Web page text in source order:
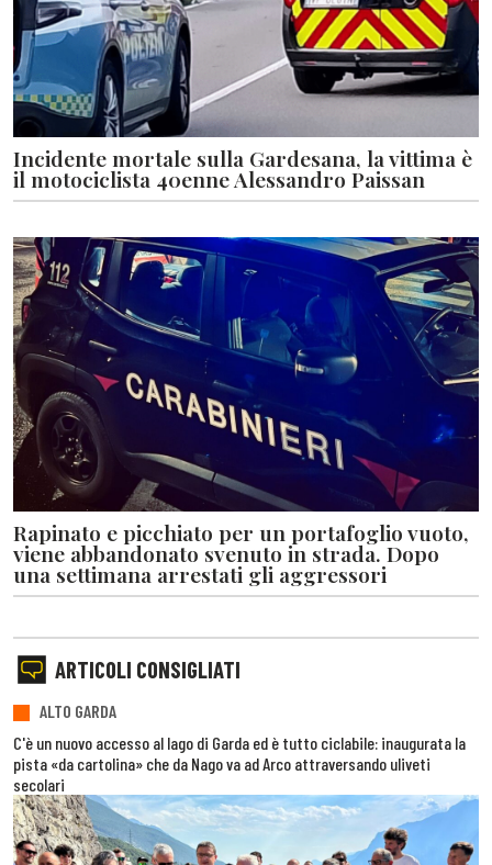
Incidente mortale sulla Gardesana, la vittima è
il motociclista 40enne Alessandro Paissan
Rapinato e picchiato per un portafoglio vuoto,
viene abbandonato svenuto in strada. Dopo
una settimana arrestati gli aggressori
ARTICOLI CONSIGLIATI
ALTO GARDA
C'è un nuovo accesso al lago di Garda ed è tutto ciclabile: inaugurata la
pista «da cartolina» che da Nago va ad Arco attraversando uliveti
secolari